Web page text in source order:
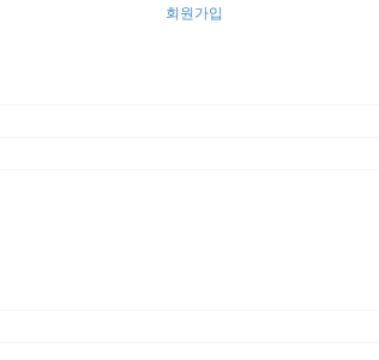
회원가입